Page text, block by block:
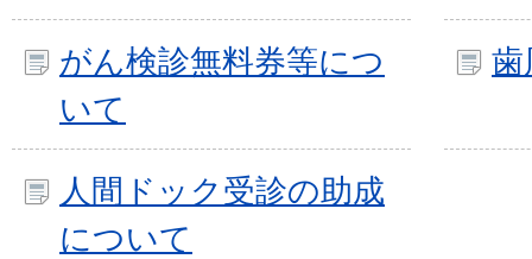
がん検診無料券等につ
いて
歯
人間ドック受診の助成
について